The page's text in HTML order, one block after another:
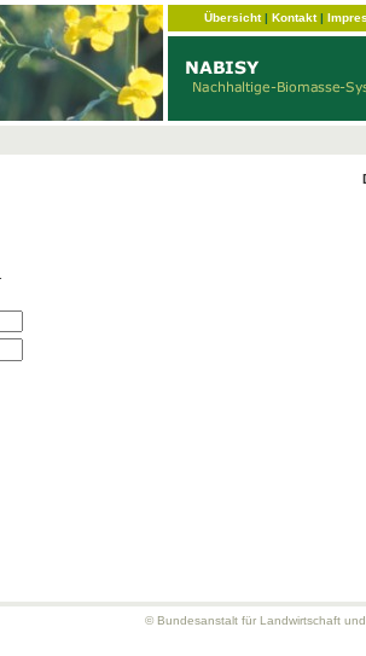
Übersicht| Kontakt|
© Bundesanstalt für Landwirtschaft